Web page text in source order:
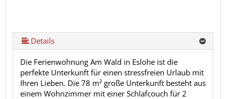
Details
Die Ferienwohnung Am Wald in Eslohe ist die
perfekte Unterkunft für einen stressfreien Urlaub mit
Ihren Lieben. Die 78 m² große Unterkunft besteht aus
einem Wohnzimmer mit einer Schlafcouch für 2